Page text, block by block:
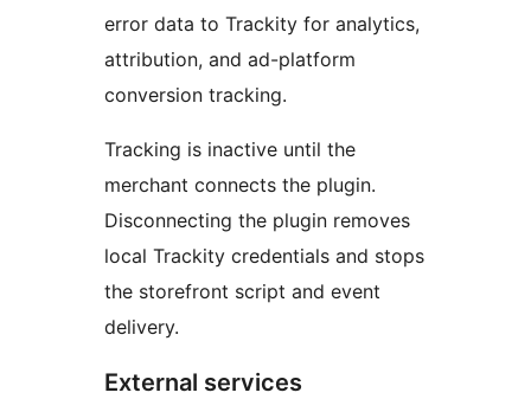
error data to Trackity for analytics,
attribution, and ad-platform
conversion tracking.
Tracking is inactive until the
merchant connects the plugin.
Disconnecting the plugin removes
local Trackity credentials and stops
the storefront script and event
delivery.
External services